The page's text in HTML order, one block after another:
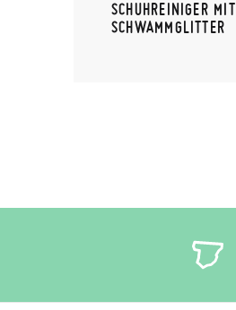
SCHUHREINIGER MIT
SCHWAMMGLITTER